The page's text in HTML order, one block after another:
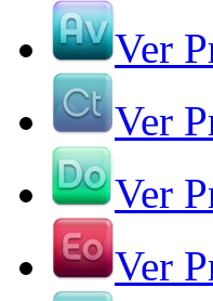
Ver
Ver
Ver
Ver